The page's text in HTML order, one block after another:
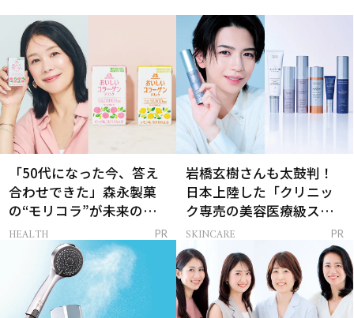
「50代になった今、答え
合わせできた」森永製菓
の“モリコラ”が未来のキ
レイを連れてくる！
HEALTH PR
岩橋玄樹さんも太鼓判！
日本上陸した「クリニッ
ク専売の美容医療級スキ
ンケア」
SKINCARE PR